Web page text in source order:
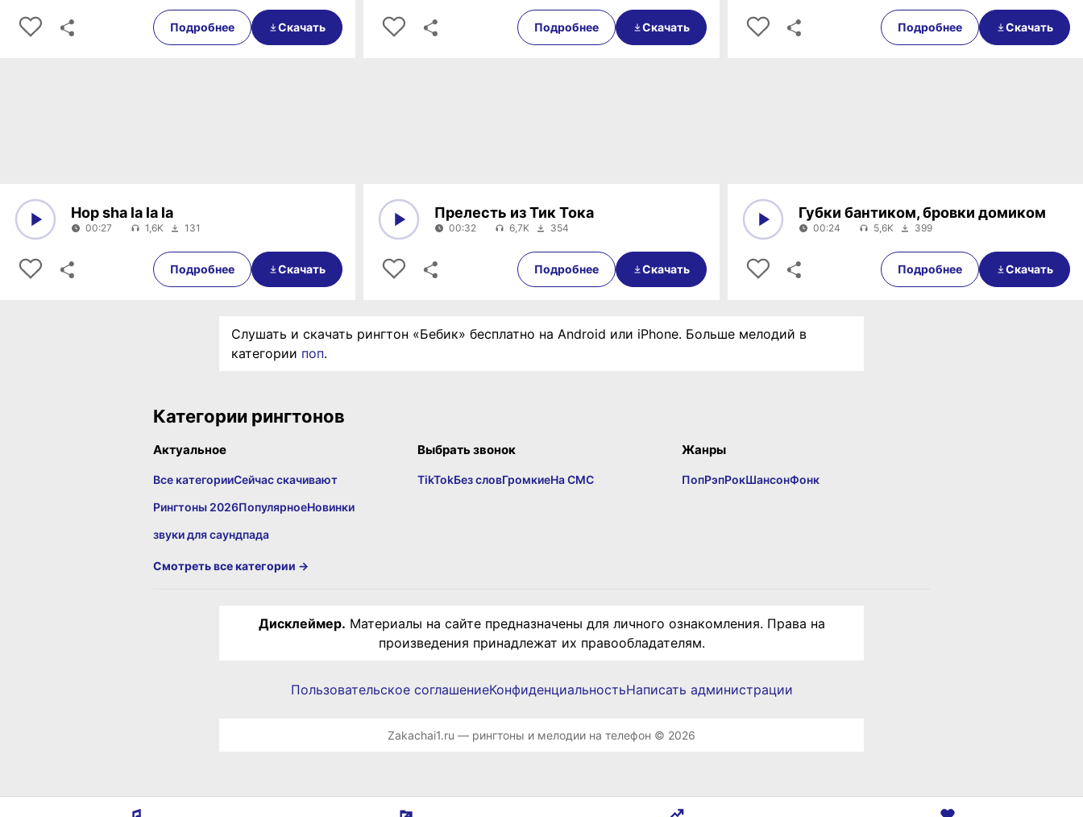
00:38
Подробнее Скачать
00:25
Подробнее Скачать
00:38
Подробнее Скачать
00:27
Hop sha la la la
00:27 1,6K 131
Подробнее Скачать
00:32
Прелесть из Тик Тока
00:32 6,7K 354
Подробнее Скачать
00:24
Губки бантиком, бровки домиком
00:24 5,6K 399
Подробнее Скачать
Слушать и скачать рингтон «Бебик» бесплатно на Android или iPhone. Больше мелодий в
категории поп.
Категории рингтонов
Актуальное
Все категорииСейчас скачивают
Рингтоны 2026ПопулярноеНовинки
звуки для саундпада
Выбрать звонок
TikTokБез словГромкиеНа СМС
Жанры
ПопРэпРокШансонФонк
Смотреть все категории →
Дисклеймер. Материалы на сайте предназначены для личного ознакомления. Права на
произведения принадлежат их правообладателям.
Пользовательское соглашениеКонфиденциальностьНаписать администрации
Zakachai1.ru — рингтоны и мелодии на телефон © 2026